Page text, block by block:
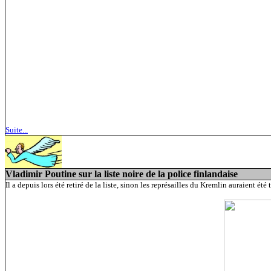
Suite...
Vladimir Poutine sur la liste noire de la police finlandaise
Il a depuis lors été retiré de la liste, sinon les représailles du Kremlin auraient été